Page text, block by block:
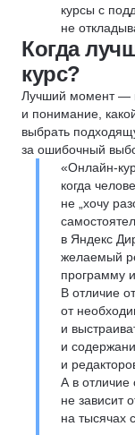
курсы с
не
Когда
курс?
Лучший момент —
и понимание,
выбрать
за ошибочный
«Онлайн-
когда
не „хочу
в Яндекс
желаемый
программу
В отличие
от
и
и
и
А в отличие
не зависит
на тысячах